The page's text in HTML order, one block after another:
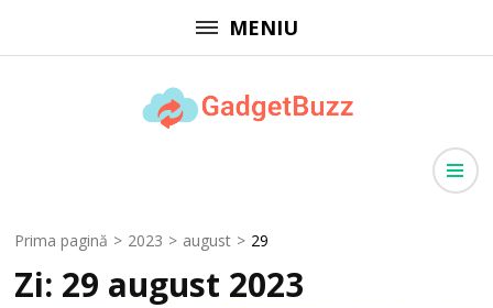
la
MENIU
Prima pagină > 2023 > august > 29
Zi: 29 august 2023